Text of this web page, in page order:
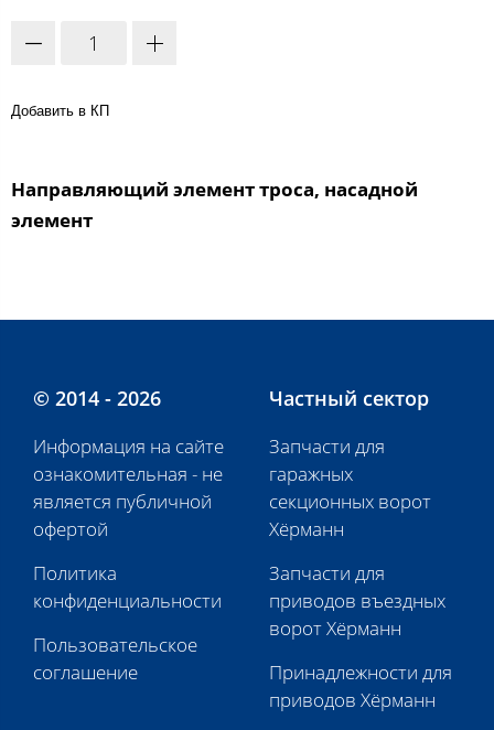
Добавить в КП
Направляющий элемент троса, насадной
элемент
© 2014 - 2026
Информация на сайте
ознакомительная - не
является публичной
офертой
Политика
конфиденциальности
Пользовательское
соглашение
Частный сектор
Запчасти для
гаражных
секционных ворот
Хёрманн
Запчасти для
приводов въездных
ворот Хёрманн
Принадлежности для
приводов Хёрманн